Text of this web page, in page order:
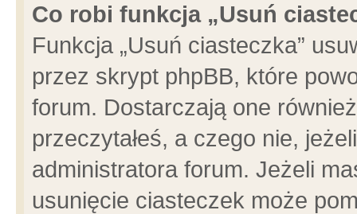
Co robi funkcja „Usuń
Funkcja „Usuń ciasteczka”
przez skrypt phpBB, które
forum. Dostarczają one
przeczytałeś, a czego nie,
administratora forum. Jeżeli
usunięcie ciasteczek może